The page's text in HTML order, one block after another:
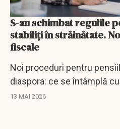
S-au schimbat regulile
stabiliți în străinătate.
fiscale
Noi proceduri pentru
diaspora: ce se întâmplă
13 MAI 2026